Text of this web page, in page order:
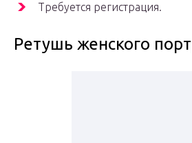
Требуется регистрация.
Ретушь женского